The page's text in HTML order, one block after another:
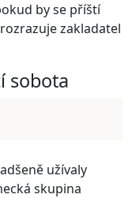
by se příští
zakladatel
sobota
užívaly
skupina